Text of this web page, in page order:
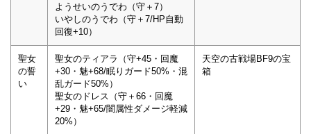
ようせいのうでわ（守＋7）
いやしのうでわ（守＋7/HP自動
回復+10）
聖女
の誓
い
聖女のティアラ（守+45・回魔
+30・魅+68/眠りガード50%・混
乱ガード50%）
聖女のドレス（守＋66・回魔
+29・魅+65/闇属性ダメージ軽減
20%）
天空の古戦場BF9の宝
箱